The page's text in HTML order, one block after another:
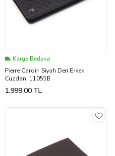
Kargo Bedava
Pierre Cardin Siyah Deri Erkek
Cüzdanı 11055B
1.999,00 TL